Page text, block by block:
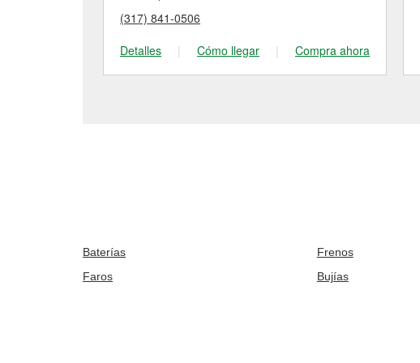
(317) 841-0506
Detalles
| Cómo llegar | Compra ahora
Baterías Frenos
Faros
Bujías